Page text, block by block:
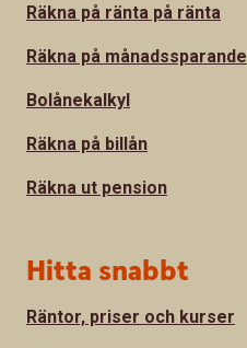
Räkna på ränta på ränta
Räkna på månadssparande
Bolånekalkyl
Räkna på billån
Räkna ut pension
Hitta snabbt
Räntor, priser och kurser